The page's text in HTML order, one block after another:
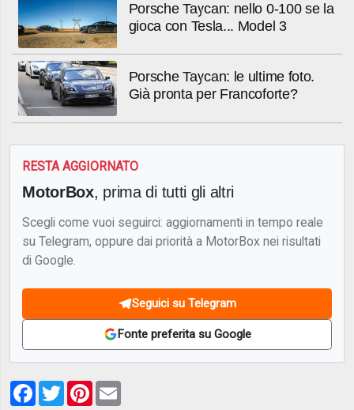
Porsche Taycan: nello 0-100 se la
gioca con Tesla... Model 3
Porsche Taycan: le ultime foto.
Già pronta per Francoforte?
RESTA AGGIORNATO
MotorBox, prima di tutti gli altri
Scegli come vuoi seguirci: aggiornamenti in tempo reale
su Telegram, oppure dai priorità a MotorBox nei risultati
di Google.
Seguici su Telegram
Fonte preferita su Google
Facebook
TwitterPinterest